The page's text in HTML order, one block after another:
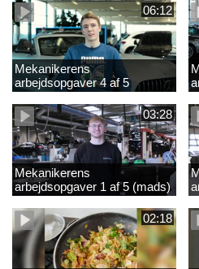
06:12
Mekanikerens
arbejdsopgaver 4 af 5
(Frederik Vesti)
03:28
Mekanikerens
arbejdsopgaver 1 af 5 (mads)
02:18